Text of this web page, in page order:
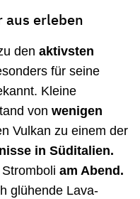
aus erleben
den aktivsten
für seine
Kleine
von wenigen
Vulkan zu einem der
in Süditalien.
am Abend.
glühende Lava-